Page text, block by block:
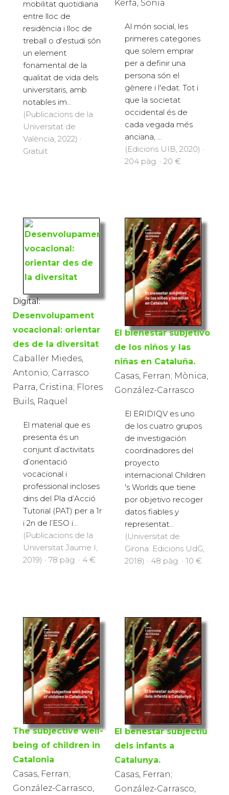
mobilitat quotidiana
entre lloc de
residència i lloc de
treball o d'estudi són
un element
fonamental de la
qualitat de vida dels
universitaris, amb
notables im...
(Publicacions de la
Universitat de
València, 2022) ·
Gratuït
Kerfa, Sonia
Al món social, les
primeres categories
que solem emprar
per a definir una
persona són el
gènere i l'edat. Tot i
que la societat
occidental és de
cada vegada més
anciana, ...
(Edicions UIB, 2020) ·
204 pàg. · 20 €
Digital:
Desenvolupament
vocacional: orientar
des de la diversitat
Caballer Miedes,
Antonio; Carrasco
Parra, Cristina; Flores
Buils, Raquel
El material que es
presenta és un
conjunt d’activitats
d’orientació
vocacional i
professional incloses
dins del Pla d’Acció
Tutorial (PAT) per a 1r
i 2n de l’ESO i...
(Publicacions de la
Universitat Jaume I,
2019) · 78 pàg. · 4 €
El bienestar subjetivo
de los niños y las
niñas en Cataluña.
Casas, Ferran; Mònica,
González-Carrasco
El ERIDIQV es uno
de los cuatro grupos
de investigación
coordinadores del
proyecto
internacional Children
's Worlds que tiene
por objetivo recoger
datos fiables y
representat...
(Universitat de
Girona. Edicions UdG,
2018) · 48 pàg. · 10 €
The subjective well-
being of children in
Catalonia
Casas, Ferran;
González-Carrasco,
El benestar subjectiu
dels infants a
Catalunya.
Casas, Ferran;
González-Carrasco,